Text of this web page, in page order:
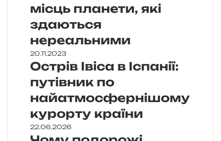
місць планети, які
здаються
нереальними
20.11.2023
Острів Івіса в Іспанії:
путівник по
найатмосфернішому
курорту країни
22.06.2026